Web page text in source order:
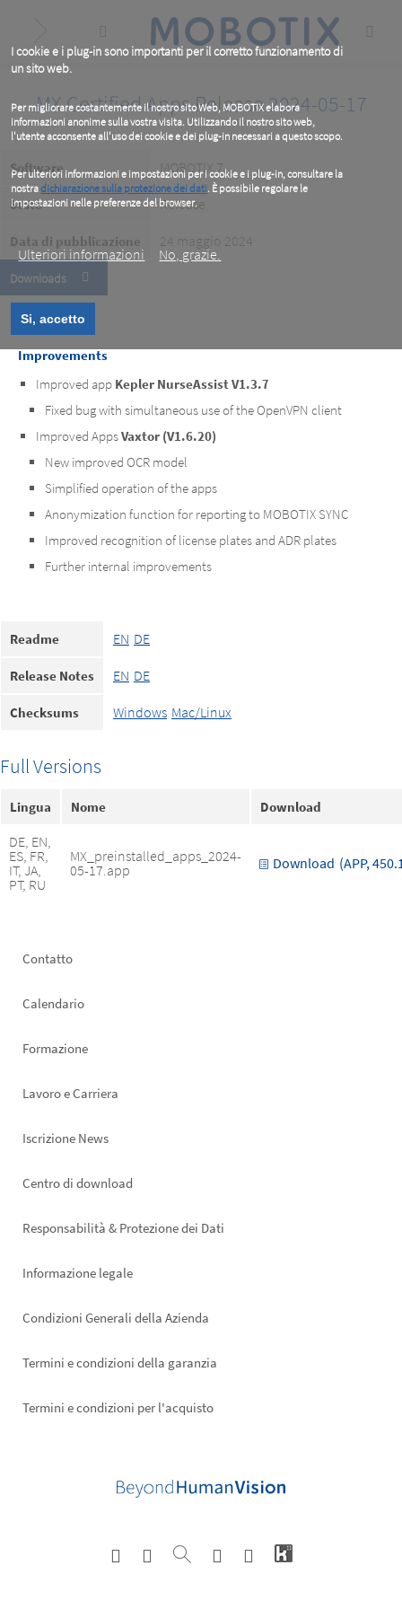
I cookie e i plug-in sono importanti per il corretto funzionamento di
un sito web.
Per migliorare costantemente il nostro sito Web, MOBOTIX elabora
informazioni anonime sulla vostra visita. Utilizzando il nostro sito web,
l'utente acconsente all'uso dei cookie e dei plug-in necessari a questo scopo.
Per ulteriori informazioni e impostazioni per i cookie e i plug-in, consultare la
nostradichiarazione sulla protezione dei dati. È possibile regolare le
impostazioni nelle preferenze del browser.
Ulteriori informazioni
No, grazie.
Si, accetto
content
MX Certified Apps Release 2024-05-17
Software MOBOTIX 7
Stato Release
Data di pubblicazione 24 maggio 2024
Downloads
Improvements
Improved app Kepler NurseAssist V1.3.7
Fixed bug with simultaneous use of the OpenVPN client
Improved AppsVaxtor (V1.6.20)
New improved OCR model
Simplified operation of the apps
Anonymization function for reporting to MOBOTIX SYNC
Improved recognition of license plates and ADR plates
Further internal improvements
Readme EN DE
Release Notes EN DE
Checksums Windows Mac/Linux
Full Versions
Lingua Nome Download
DE, EN,
ES, FR,
IT, JA,
PT, RU
MX_preinstalled_apps_2024-
05-17.app
Download (APP,
Footer
Contatto
Calendario
Formazione
Lavoro e Carriera
Iscrizione News
Footer
Centro di download
Responsabilità & Protezione dei Dati
Informazione legale
Condizioni Generali della Azienda
Termini e condizioni della garanzia
Termini e condizioni per l'acquisto